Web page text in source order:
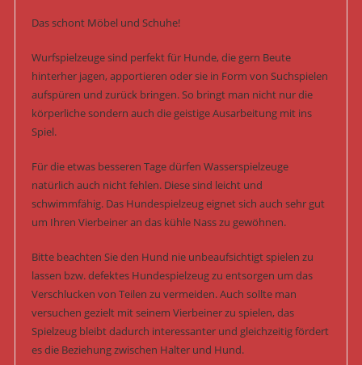
Das schont Möbel und Schuhe!
Wurfspielzeuge sind perfekt für Hunde, die gern Beute
hinterher jagen, apportieren oder sie in Form von Suchspielen
aufspüren und zurück bringen. So bringt man nicht nur die
körperliche sondern auch die geistige Ausarbeitung mit ins
Spiel.
Für die etwas besseren Tage dürfen Wasserspielzeuge
natürlich auch nicht fehlen. Diese sind leicht und
schwimmfähig. Das Hundespielzeug eignet sich auch sehr gut
um Ihren Vierbeiner an das kühle Nass zu gewöhnen.
Bitte beachten Sie den Hund nie unbeaufsichtigt spielen zu
lassen bzw. defektes Hundespielzeug zu entsorgen um das
Verschlucken von Teilen zu vermeiden. Auch sollte man
versuchen gezielt mit seinem Vierbeiner zu spielen, das
Spielzeug bleibt dadurch interessanter und gleichzeitig fördert
es die Beziehung zwischen Halter und Hund.